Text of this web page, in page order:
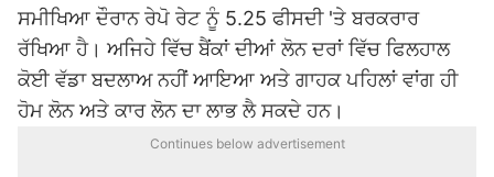
ਸਮੀਖਿਆ ਦੌਰਾਨ ਰੇਪੋ ਰੇਟ ਨੂੰ 5.25 ਫੀਸਦੀ 'ਤੇ ਬਰਕਰਾਰ
ਰੱਖਿਆ ਹੈ। ਅਜਿਹੇ ਵਿੱਚ ਬੈਂਕਾਂ ਦੀਆਂ ਲੋਨ ਦਰਾਂ ਵਿੱਚ ਫਿਲਹਾਲ
ਕੋਈ ਵੱਡਾ ਬਦਲਾਅ ਨਹੀਂ ਆਇਆ ਅਤੇ ਗਾਹਕ ਪਹਿਲਾਂ ਵਾਂਗ ਹੀ
ਹੋਮ ਲੋਨ ਅਤੇ ਕਾਰ ਲੋਨ ਦਾ ਲਾਭ ਲੈ ਸਕਦੇ ਹਨ।
Continues below advertisement